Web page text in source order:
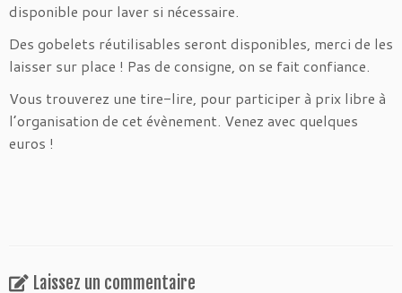
disponible pour laver si nécessaire.
Des gobelets réutilisables seront disponibles, merci de les
laisser sur place ! Pas de consigne, on se fait confiance.
Vous trouverez une tire-lire, pour participer à prix libre à
l’organisation de cet évènement. Venez avec quelques
euros !
Laissez un commentaire